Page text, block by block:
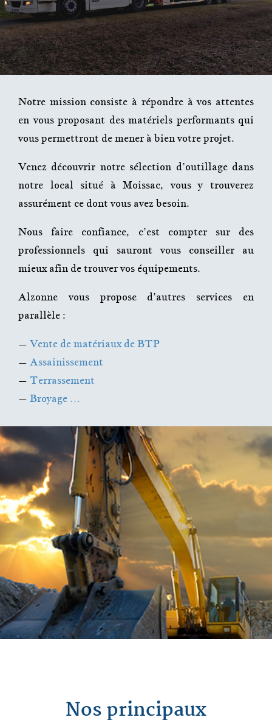
Notre mission consiste à répondre à vos attentes
en vous proposant des matériels performants qui
vous permettront de mener à bien votre projet.
Venez découvrir notre sélection d’outillage dans
notre local situé à Moissac, vous y trouverez
assurément ce dont vous avez besoin.
Nous faire confiance, c’est compter sur des
professionnels qui sauront vous conseiller au
mieux afin de trouver vos équipements.
Alzonne vous propose d’autres services en
parallèle :
– Vente de matériaux de BTP
– Assainissement
– Terrassement
– Broyage …
Nos principaux